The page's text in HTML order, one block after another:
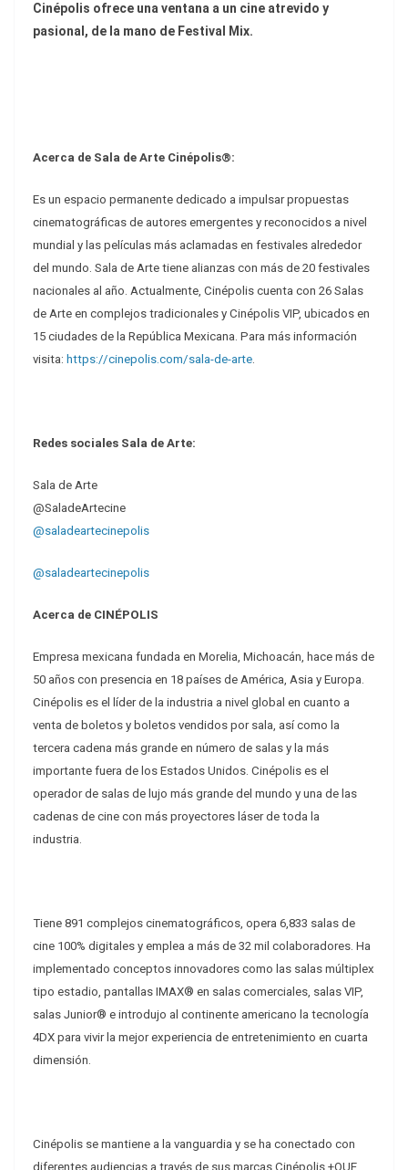
Cinépolis ofrece una ventana a un cine atrevido y
pasional, de la mano de Festival Mix.
Acerca de Sala de Arte Cinépolis®:
Es un espacio permanente dedicado a impulsar propuestas
cinematográficas de autores emergentes y reconocidos a nivel
mundial y las películas más aclamadas en festivales alrededor
del mundo. Sala de Arte tiene alianzas con más de 20 festivales
nacionales al año. Actualmente, Cinépolis cuenta con 26 Salas
de Arte en complejos tradicionales y Cinépolis VIP, ubicados en
15 ciudades de la República Mexicana. Para más información
visita: https://cinepolis.com/sala-de-arte.
Redes sociales Sala de Arte:
Sala de Arte
@SaladeArtecine
@saladeartecinepolis
@saladeartecinepolis
Acerca de CINÉPOLIS
Empresa mexicana fundada en Morelia, Michoacán, hace más de
50 años con presencia en 18 países de América, Asia y Europa.
Cinépolis es el líder de la industria a nivel global en cuanto a
venta de boletos y boletos vendidos por sala, así como la
tercera cadena más grande en número de salas y la más
importante fuera de los Estados Unidos. Cinépolis es el
operador de salas de lujo más grande del mundo y una de las
cadenas de cine con más proyectores láser de toda la
industria.
Tiene 891 complejos cinematográficos, opera 6,833 salas de
cine 100% digitales y emplea a más de 32 mil colaboradores. Ha
implementado conceptos innovadores como las salas múltiplex
tipo estadio, pantallas IMAX®️ en salas comerciales, salas VIP,
salas Junior®️ e introdujo al continente americano la tecnología
4DX para vivir la mejor experiencia de entretenimiento en cuarta
dimensión.
Cinépolis se mantiene a la vanguardia y se ha conectado con
diferentes audiencias a través de sus marcas Cinépolis +QUE